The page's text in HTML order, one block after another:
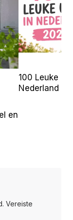
en
100 Leuke
Nederland
Vereiste